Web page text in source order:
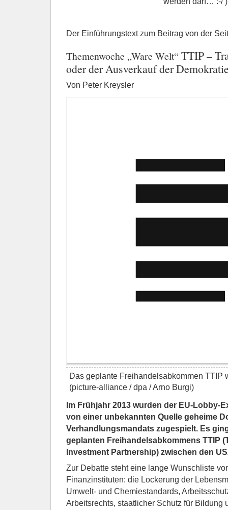
Der Einführungstext zum Beitrag von der
Themenwoche „Ware Welt“ TTIP –
oder der Ausverkauf der
Von Peter Kreysler
Das geplante Freihandelsabkommen TTIP
(picture-alliance / dpa / Arno Burgi)
Im Frühjahr 2013 wurden der EU-Lobby-
von einer unbekannten Quelle geheime
Verhandlungsmandats zugespielt. Es
geplanten Freihandelsabkommens TTIP
Investment Partnership) zwischen den
Zur Debatte steht eine lange Wunschliste
Finanzinstituten: die Lockerung der
Umwelt- und Chemiestandards,
Arbeitsrechts, staatlicher Schutz für Bildung